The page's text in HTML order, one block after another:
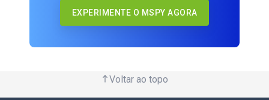
EXPERIMENTE O MSPY AGORA
Voltar ao topo